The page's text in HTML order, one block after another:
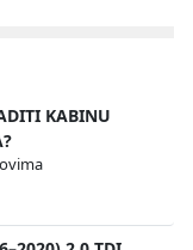
KABINU